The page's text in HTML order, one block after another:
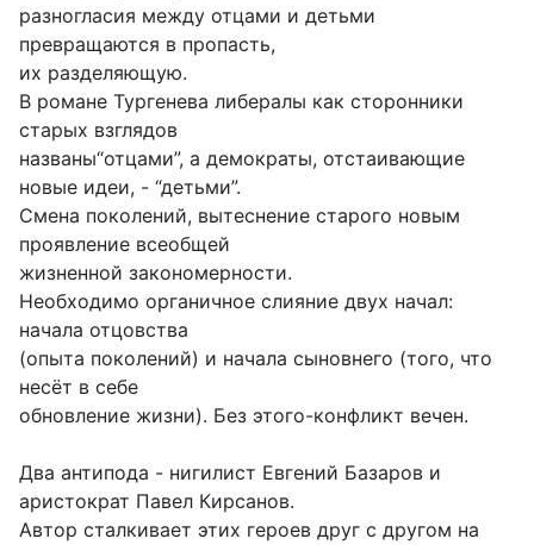
разногласия между отцами и детьми
превращаются в пропасть,
их разделяющую.
В романе Тургенева либералы как сторонники
старых взглядов
названы“отцами”, а демократы, отстаивающие
новые идеи, - “детьми”.
Смена поколений, вытеснение старого новым
проявление всеобщей
жизненной закономерности.
Необходимо органичное слияние двух начал:
начала отцовства
(опыта поколений) и начала сыновнего (того, что
несёт в себе
обновление жизни). Без этого-конфликт вечен.
Два антипода - нигилист Евгений Базаров и
аристократ Павел Кирсанов.
Автор сталкивает этих героев друг с другом на